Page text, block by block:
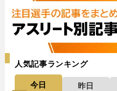
人気記事ランキング
今日 昨日